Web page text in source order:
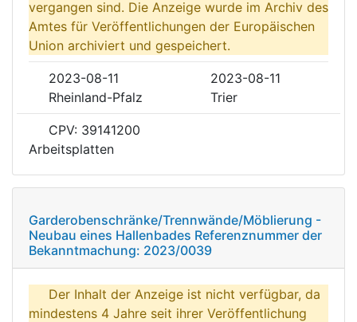
vergangen sind. Die Anzeige wurde im Archiv des
Amtes für Veröffentlichungen der Europäischen
Union archiviert und gespeichert.
2023-08-11
2023-08-11
Rheinland-Pfalz
Trier
CPV: 39141200
Arbeitsplatten
Garderobenschränke/Trennwände/Möblierung -
Neubau eines Hallenbades Referenznummer der
Bekanntmachung: 2023/0039
Der Inhalt der Anzeige ist nicht verfügbar, da
mindestens 4 Jahre seit ihrer Veröffentlichung